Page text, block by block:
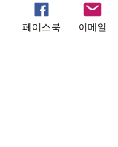
페이스북 이메일